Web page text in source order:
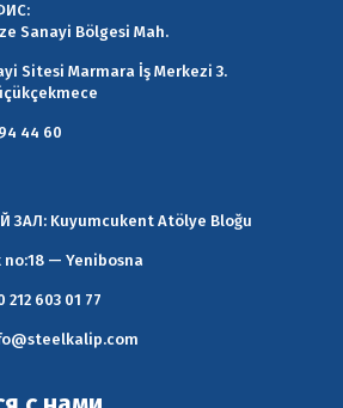
Sanayi Bölgesi Mah.
Sitesi Marmara İş Merkezi 3.
44 60
ЗАЛ: Kuyumcukent Atölye Bloğu
no:18 — Yenibosna
212 603 01 77